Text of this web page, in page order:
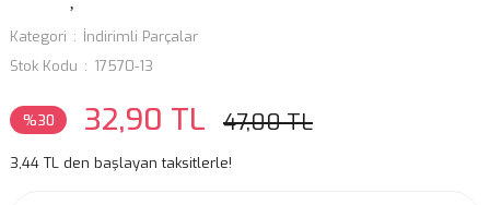
Kategori
İndirimli Parçalar
Stok Kodu
17570-13
%30 32,90 TL 47,00 TL
3,44 TL den başlayan taksitlerle!